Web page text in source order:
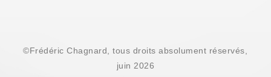
©Frédéric Chagnard, tous droits absolument réservés,
juin 2026